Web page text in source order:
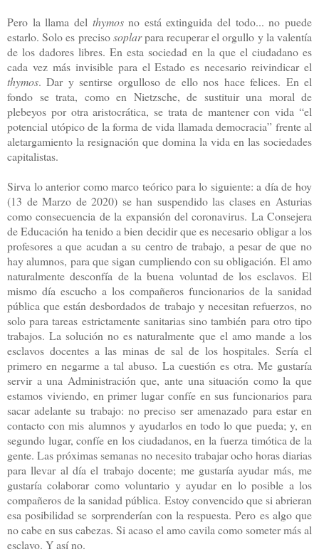
Pero la llama del thymosno está extinguida del todo... no puede
estarlo. Solo es precisosoplarpara recuperar el orgullo y la valentía
de los dadores libres. En esta sociedad en la que el ciudadano es
cada vez más invisible para el Estado es necesario reivindicar el
thymos. Dar y sentirse orgulloso de ello nos hace felices. En el
fondo se trata, como en Nietzsche, de sustituir una moral de
plebeyos por otra aristocrática, se trata de mantener con vida “el
potencial utópico de la forma de vida llamada democracia” frente al
aletargamiento la resignación que domina la vida en las sociedades
capitalistas.
Sirva lo anterior como marco teórico para lo siguiente: a día de hoy
(13 de Marzo de 2020) se han suspendido las clases en Asturias
como consecuencia de la expansión del coronavirus. La Consejera
de Educación ha tenido a bien decidir que es necesario obligar a los
profesores a que acudan a su centro de trabajo, a pesar de que no
hay alumnos, para que sigan cumpliendo con su obligación. El amo
naturalmente desconfía de la buena voluntad de los esclavos. El
mismo día escucho a los compañeros funcionarios de la sanidad
pública que están desbordados de trabajo y necesitan refuerzos, no
solo para tareas estrictamente sanitarias sino también para otro tipo
trabajos. La solución no es naturalmente que el amo mande a los
esclavos docentes a las minas de sal de los hospitales. Sería el
primero en negarme a tal abuso. La cuestión es otra. Me gustaría
servir a una Administración que, ante una situación como la que
estamos viviendo, en primer lugar confíe en sus funcionarios para
sacar adelante su trabajo: no preciso ser amenazado para estar en
contacto con mis alumnos y ayudarlos en todo lo que pueda; y, en
segundo lugar, confíe en los ciudadanos, en la fuerza timótica de la
gente. Las próximas semanas no necesito trabajar ocho horas diarias
para llevar al día el trabajo docente; me gustaría ayudar más, me
gustaría colaborar como voluntario y ayudar en lo posible a los
compañeros de la sanidad pública. Estoy convencido que si abrieran
esa posibilidad se sorprenderían con la respuesta. Pero es algo que
no cabe en sus cabezas. Si acaso el amo cavila como someter más al
esclavo. Y así no.